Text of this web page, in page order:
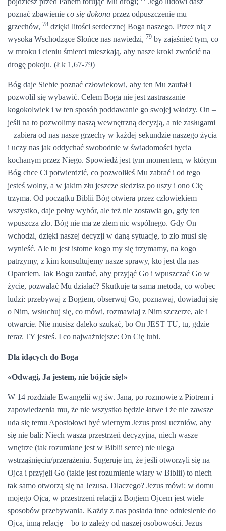
poznać zbawienie co się dokona przez odpuszczenie mu
grzechów, 78 dzięki litości serdecznej Boga naszego. Przez nią z
wysoka Wschodzące Słońce nas nawiedzi, 79 by zajaśnieć tym, co
w mroku i cieniu śmierci mieszkają, aby nasze kroki zwrócić na
drogę pokoju. (Łk 1,67-79)
Bóg daje Siebie poznać człowiekowi, aby ten Mu zaufał i
pozwolił się wybawić. Celem Boga nie jest zastraszanie
kogokolwiek i w ten sposób poddawanie go swojej władzy. On –
jeśli na to pozwolimy naszą wewnętrzną decyzją, a nie zasługami
– zabiera od nas nasze grzechy w każdej sekundzie naszego życia
i uczy nas jak oddychać swobodnie w świadomości bycia
kochanym przez Niego. Spowiedź jest tym momentem, w którym
Bóg chce Ci potwierdzić, co pozwoliłeś Mu zabrać i od tego
jesteś wolny, a w jakim złu jeszcze siedzisz po uszy i ono Cię
trzyma. Od początku Biblii Bóg otwiera przez człowiekiem
wszystko, daje pełny wybór, ale też nie zostawia go, gdy ten
wpuszcza zło. Bóg nie ma ze złem nic wspólnego. Gdy On
wchodzi, dzięki naszej decyzji w daną sytuację, to zło musi się
wynieść. Ale tu jest istotne kogo my się trzymamy, na kogo
patrzymy, z kim konsultujemy nasze sprawy, kto jest dla nas
Oparciem. Jak Bogu zaufać, aby przyjąć Go i wpuszczać Go w
życie, pozwalać Mu działać? Skutkuje ta sama metoda, co wobec
ludzi: przebywaj z Bogiem, obserwuj Go, poznawaj, dowiaduj się
o Nim, wsłuchuj się, co mówi, rozmawiaj z Nim szczerze, ale i
otwarcie. Nie musisz daleko szukać, bo On JEST TU, tu, gdzie
teraz TY jesteś. I co najważniejsze: On Cię lubi.
Dla idących do Boga
«Odwagi, Ja jestem, nie bójcie się!»
W 14 rozdziale Ewangelii wg św. Jana, po rozmowie z Piotrem i
zapowiedzenia mu, że nie wszystko będzie łatwe i że nie zawsze
uda się temu Apostołowi być wiernym Jezus prosi uczniów, aby
się nie bali: Niech wasza przestrzeń decyzyjna, niech wasze
wnętrze (tak rozumiane jest w Biblii serce) nie ulega
wstrząśnięciu/przerażeniu. Sugeruje im, że jeśli otworzyli się na
Ojca i przyjęli Go (takie jest rozumienie wiary w Biblii) to niech
tak samo otworzą się na Jezusa. Dlaczego? Jezus mówi: w domu
mojego Ojca, w przestrzeni relacji z Bogiem Ojcem jest wiele
sposobów przebywania. Każdy z nas posiada inne odniesienie do
Ojca, inną relację – bo to zależy od naszej osobowości. Jezus